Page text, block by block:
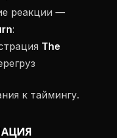
реакции —
:
The
к таймингу.